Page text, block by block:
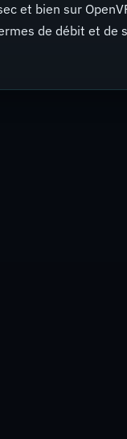
et bien sur
de débit et de